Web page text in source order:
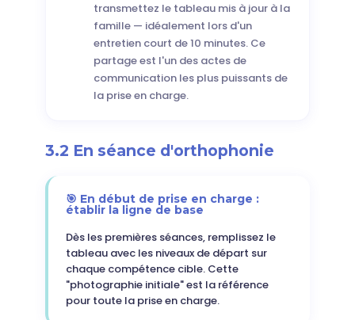
transmettez le tableau mis à jour à la
famille — idéalement lors d'un
entretien court de 10 minutes. Ce
partage est l'un des actes de
communication les plus puissants de
la prise en charge.
3.2 En séance d'orthophonie
🎯 En début de prise en charge :
établir la ligne de base
Dès les premières séances, remplissez le
tableau avec les niveaux de départ sur
chaque compétence cible. Cette
"photographie initiale" est la référence
pour toute la prise en charge.